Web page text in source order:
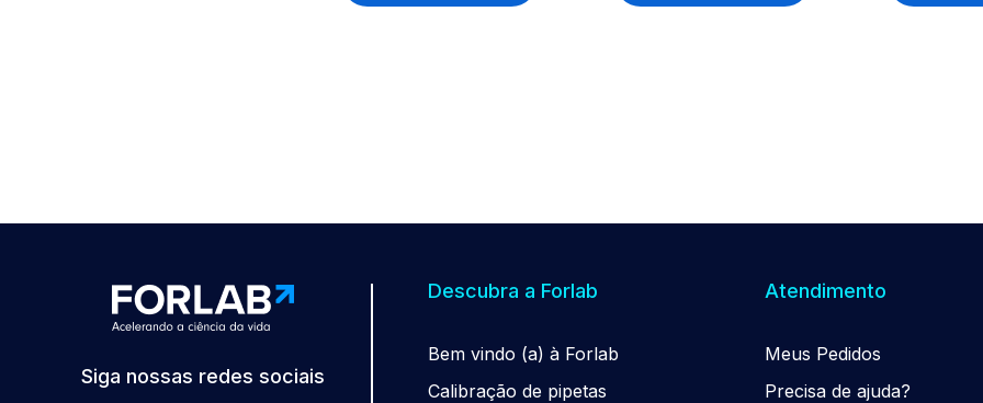
Siga nossas redes sociais
Descubra a Forlab
Bem vindo (a) à Forlab
Calibração de pipetas
Atendimento
Meus Pedidos
Precisa de ajuda?